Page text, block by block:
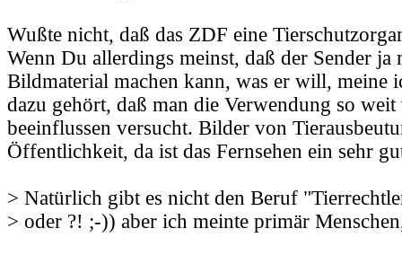
Wußte nicht, daß das ZDF eine
Wenn Du allerdings meinst, daß der Sender ja
Bildmaterial machen kann, was er will, meine
dazu gehört, daß man die Verwendung so
beeinflussen versucht. Bilder von
Öffentlichkeit, da ist das Fernsehen ein sehr
> Natürlich gibt es nicht den Beruf
> oder ?! ;-)) aber ich meinte primär